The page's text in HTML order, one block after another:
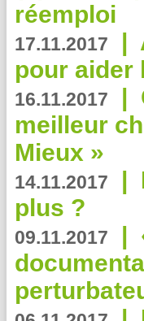
réemploi
17.11.2017 |
pour aider
16.11.2017 |
meilleur
Mieux »
14.11.2017 |
plus ?
09.11.2017 |